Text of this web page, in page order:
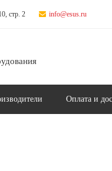
стр. 2 info@esus.ru
Оплата и